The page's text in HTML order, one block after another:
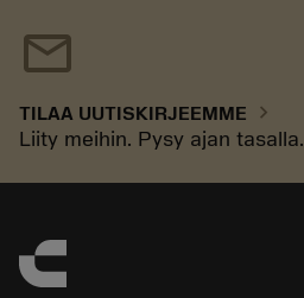
mail
TILAA UUTISKIRJEEMME chevron_right
Liity meihin. Pysy ajan tasalla.